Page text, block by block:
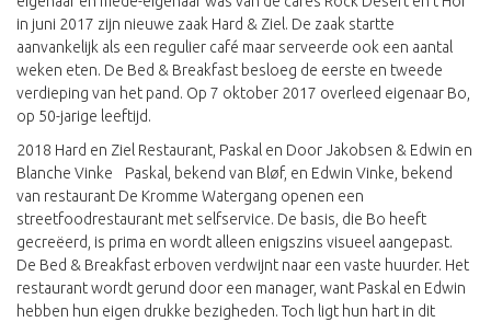
in juni 2017 zijn nieuwe zaak Hard & Ziel. De zaak startte
aanvankelijk als een regulier café maar serveerde ook een aantal
weken eten. De Bed & Breakfast besloeg de eerste en tweede
verdieping van het pand. Op 7 oktober 2017 overleed eigenaar Bo,
op 50-jarige leeftijd.
2018 Hard en Ziel Restaurant, Paskal en Door Jakobsen & Edwin en
Blanche Vinke Paskal, bekend van Bløf, en Edwin Vinke, bekend
van restaurant De Kromme Watergang openen een
streetfoodrestaurant met selfservice. De basis, die Bo heeft
gecreëerd, is prima en wordt alleen enigszins visueel aangepast.
De Bed & Breakfast erboven verdwijnt naar een vaste huurder. Het
restaurant wordt gerund door een manager, want Paskal en Edwin
hebben hun eigen drukke bezigheden. Toch ligt hun hart in dit